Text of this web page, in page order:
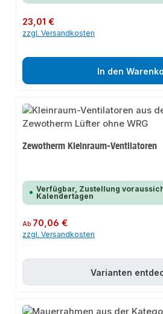
Regulärer Preis:
23,01 €
zzgl. Versandkosten
In den
Zewotherm Kleinraum-Ventilatoren
Verfügbar, Zustellung
Kalendertagen
Regulärer Preis:
Ab 70,06 €
zzgl. Versandkosten
Varianten